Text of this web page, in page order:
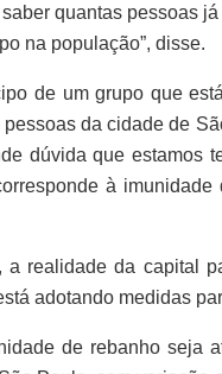
quantas pessoas
na população”, disse.
de um grupo que
da cidade de
dúvida que estamos
à
a realidade da capital
adotando medidas
de rebanho seja